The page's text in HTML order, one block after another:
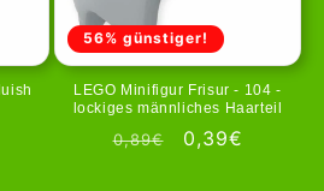
56% günstiger!
LEGO Minifigur Frisur - 104 -
lockiges männliches Haarteil
Normaler
0,89€ Verkaufspreis
0,39€